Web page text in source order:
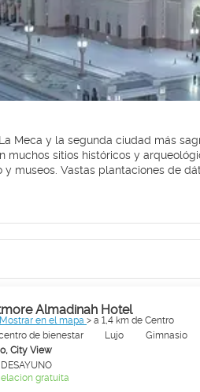
Meca y la segunda ciudad más
museos. Vastas plantaciones de
la luz del sol acariciando sus
de la Humanidad pre-
de montañas
Almadinah Hotel
Mostrar en el mapa > a 1,4 km de Centro
de bienestar
Lujo
Gimnasio
City View
gratuita